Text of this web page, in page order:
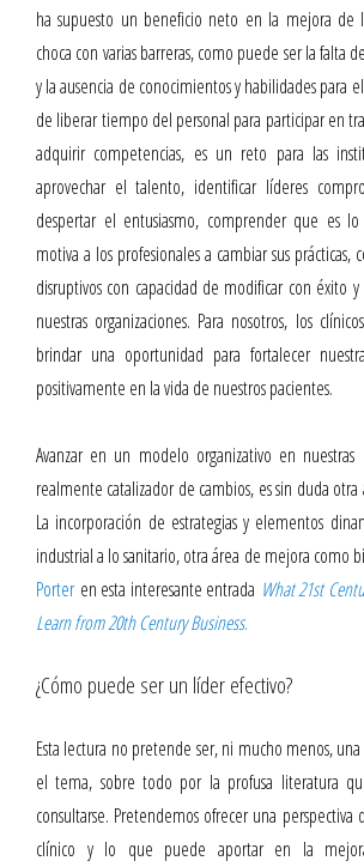
ha supuesto un beneficio neto en la mejora de
choca con varias barreras, como puede ser la falta
y la ausencia de conocimientos y habilidades para
de liberar tiempo del personal para participar en
adquirir competencias, es un reto para las
aprovechar el talento, identificar líderes
despertar el entusiasmo, comprender que es
motiva a los profesionales a cambiar sus prácticas,
disruptivos con capacidad de modificar con éxito
nuestras organizaciones. Para nosotros, los
brindar una oportunidad para fortalecer
positivamente en la vida de nuestros pacientes.
Avanzar en un modelo organizativo en nuestras
realmente catalizador de cambios, es sin duda
La incorporación de estrategias y elementos
industrial a lo sanitario, otra área de mejora como
Porteren esta interesante entrada What 21st
Learn from 20th Century Business.
¿Cómo puede ser un líder efectivo?
Esta lectura no pretende ser, ni mucho menos,
el tema, sobre todo por la profusa literatura
consultarse. Pretendemos ofrecer una
clínico y lo que puede aportar en la